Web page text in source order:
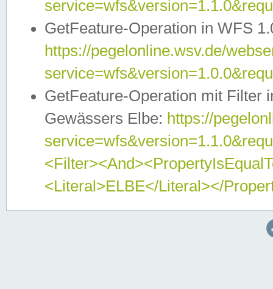
GetFeature-Operation in WFS
https://pegelonline.wsv.de/
GetFeature-Operation mit Filter
Gewässers Elbe: https://
<Literal>ELBE</Literal></